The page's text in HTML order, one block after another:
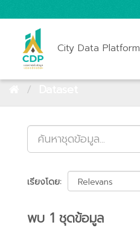
City Data Platform
เรียงโดย
พบ 1 ชุดข้อมูล